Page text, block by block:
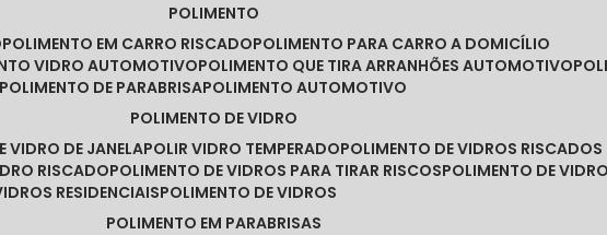
POLIMENTO
POLIMENTO EM CARRO RISCADO POLIMENTO PARA CARRO A DOMICÍLIO
VIDRO AUTOMOTIVO POLIMENTO QUE TIRA ARRANHÕES AUTOMOTIVO
POLIMENTO DE PARABRISA POLIMENTO AUTOMOTIVO
POLIMENTO DE VIDRO
VIDRO DE JANELA POLIR VIDRO TEMPERADO POLIMENTO DE VIDROS RISCADOS
RISCADO POLIMENTO DE VIDROS PARA TIRAR RISCOS POLIMENTO DE
RESIDENCIAIS POLIMENTO DE VIDROS
POLIMENTO EM PARABRISAS